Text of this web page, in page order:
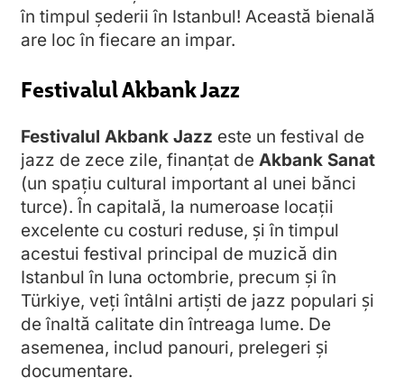
în timpul șederii în Istanbul! Această bienală
are loc în fiecare an impar.
Festivalul Akbank Jazz
Festivalul Akbank Jazz este un festival de
jazz de zece zile, finanțat de Akbank Sanat
(un spațiu cultural important al unei bănci
turce). În capitală, la numeroase locații
excelente cu costuri reduse, și în timpul
acestui festival principal de muzică din
Istanbul în luna octombrie, precum și în
Türkiye, veți întâlni artiști de jazz populari și
de înaltă calitate din întreaga lume. De
asemenea, includ panouri, prelegeri și
documentare.